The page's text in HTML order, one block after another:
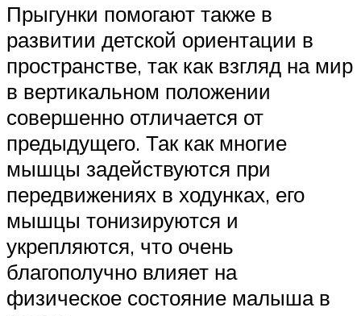
Прыгунки помогают также в
развитии детской ориентации в
пространстве, так как взгляд на мир
в вертикальном положении
совершенно отличается от
предыдущего. Так как многие
мышцы задействуются при
передвижениях в ходунках, его
мышцы тонизируются и
укрепляются, что очень
благополучно влияет на
физическое состояние малыша в